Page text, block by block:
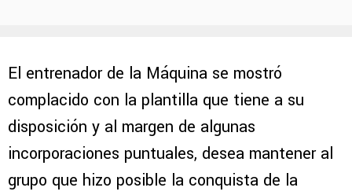
El entrenador de la Máquina se mostró
complacido con la plantilla que tiene a su
disposición y al margen de algunas
incorporaciones puntuales, desea mantener al
grupo que hizo posible la conquista de la